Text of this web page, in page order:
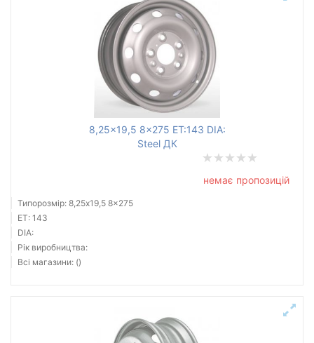
8,25x19,5 8x275 ET:143 DIA:
Steel ДК
немає пропозицій
Типорозмір: 8,25x19,5 8x275
ET: 143
DIA:
Рік виробництва:
Всі магазини: ()